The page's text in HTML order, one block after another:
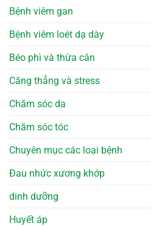
Bệnh viêm gan
Bệnh viêm loét dạ dày
Béo phì và thừa cân
Căng thẳng và stress
Chăm sóc da
Chăm sóc tóc
Chuyên mục các loại bệnh
Đau nhức xương khớp
dinh dưỡng
Huyết áp